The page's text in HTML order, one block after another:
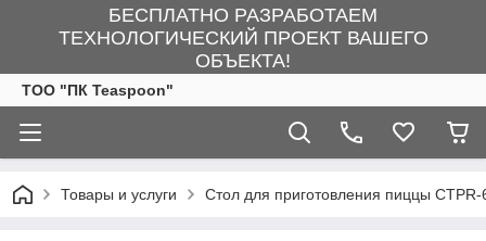
БЕСПЛАТНО РАЗРАБОТАЕМ
ТЕХНОЛОГИЧЕСКИЙ ПРОЕКТ ВАШЕГО
ОБЪЕКТА!
ТОО "ПК Teaspoon"
Товары и услуги Стол для приготовления пиццы CTPR-